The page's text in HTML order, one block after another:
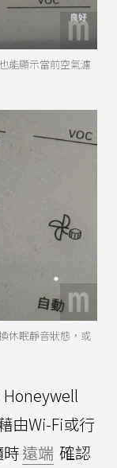
能顯示當前空氣濾
休眠靜音狀態，或
由Wi-Fi或行
遠端 確認